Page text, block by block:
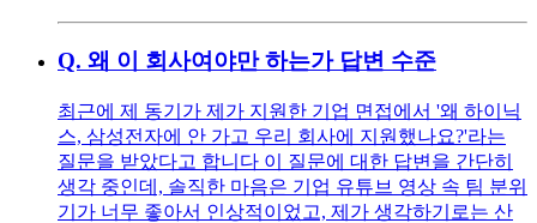
Q. 왜 이 회사여야만 하는가 답변 수준
최근에 제 동기가 제가 지원한 기업 면접에서 '왜 하이닉
스, 삼성전자에 안 가고 우리 회사에 지원했나요?'라는
질문을 받았다고 합니다 이 질문에 대한 답변을 간단히
생각 중인데, 솔직한 마음은 기업 유튜브 영상 속 팀 분위
기가 너무 좋아서 인상적이었고, 제가 생각하기로는 산